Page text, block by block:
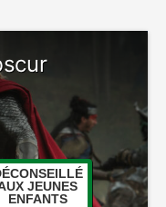
JEUNES
ENFANTS